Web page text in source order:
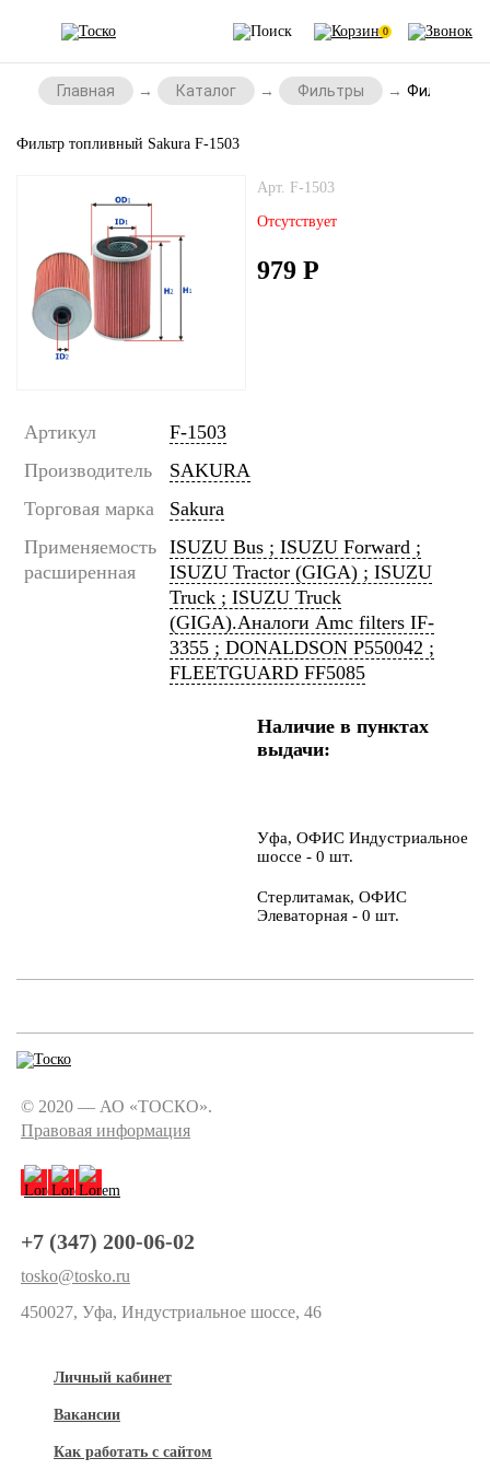
0
Главная Каталог Фильтры Фильтр
Фильтр топливный Sakura F-1503
Арт. F-1503
Отсутствует
979 Р
Артикул
F-1503
Производитель
SAKURA
Торговая марка
Sakura
Применяемость
расширенная
ISUZU Bus ; ISUZU Forward ;
ISUZU Tractor (GIGA) ; ISUZU
Truck ; ISUZU Truck
(GIGA).Аналоги Amc filters IF-
3355 ; DONALDSON P550042 ;
FLEETGUARD FF5085
Наличие в пунктах
выдачи:
Уфа, ОФИС Индустриальное
шоссе - 0 шт.
Стерлитамак, ОФИС
Элеваторная - 0 шт.
© 2020 — АО «ТОСКО».
Правовая информация
+7 (347) 200-06-02
tosko@tosko.ru
450027, Уфа, Индустриальное шоссе, 46
Личный кабинет
Вакансии
Как работать с сайтом